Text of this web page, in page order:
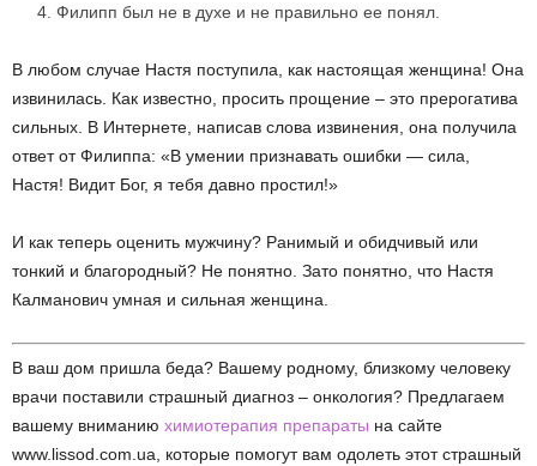
Филипп был не в духе и не правильно ее понял.
В любом случае Настя поступила, как настоящая женщина! Она
извинилась. Как известно, просить прощение – это прерогатива
сильных. В Интернете, написав слова извинения, она получила
ответ от Филиппа: «В умении признавать ошибки — сила,
Настя! Видит Бог, я тебя давно простил!»
И как теперь оценить мужчину? Ранимый и обидчивый или
тонкий и благородный? Не понятно. Зато понятно, что Настя
Калманович умная и сильная женщина.
В ваш дом пришла беда? Вашему родному, близкому человеку
врачи поставили страшный диагноз – онкология? Предлагаем
вашему вниманию химиотерапия препараты на сайте
www.lissod.com.ua, которые помогут вам одолеть этот страшный